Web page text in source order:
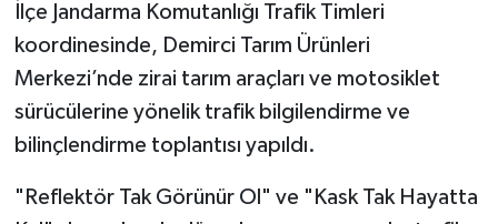
İlçe Jandarma Komutanlığı Trafik Timleri
koordinesinde, Demirci Tarım Ürünleri
Merkezi’nde zirai tarım araçları ve motosiklet
sürücülerine yönelik trafik bilgilendirme ve
bilinçlendirme toplantısı yapıldı.
"Reflektör Tak Görünür Ol" ve "Kask Tak Hayatta